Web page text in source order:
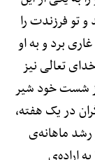
و تو فرزندت را
برد و به او
تعالی نیز
شست خود شیر
در یک هفته،
رشد ماهانه‌ی